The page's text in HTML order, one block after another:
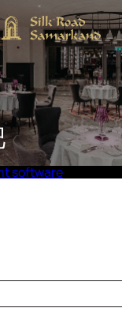
software